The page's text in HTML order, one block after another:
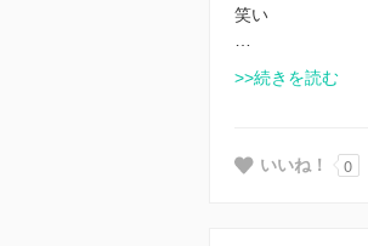
笑い
>>続きを読む
いいね！ 0